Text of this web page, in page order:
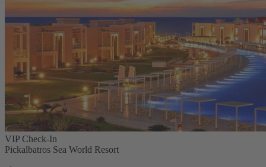
VIP Check-In
Pickalbatros Sea World Resort